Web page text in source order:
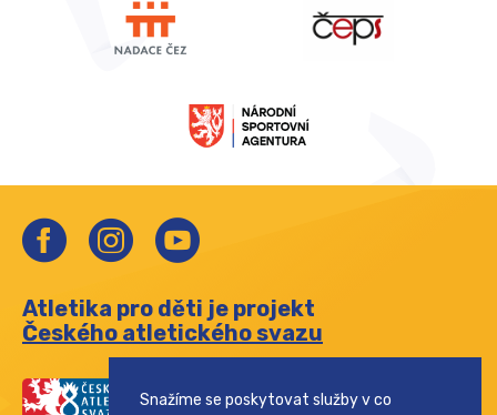
Atletika pro děti je projekt
Českého atletického svazu
Snažíme se poskytovat služby v co